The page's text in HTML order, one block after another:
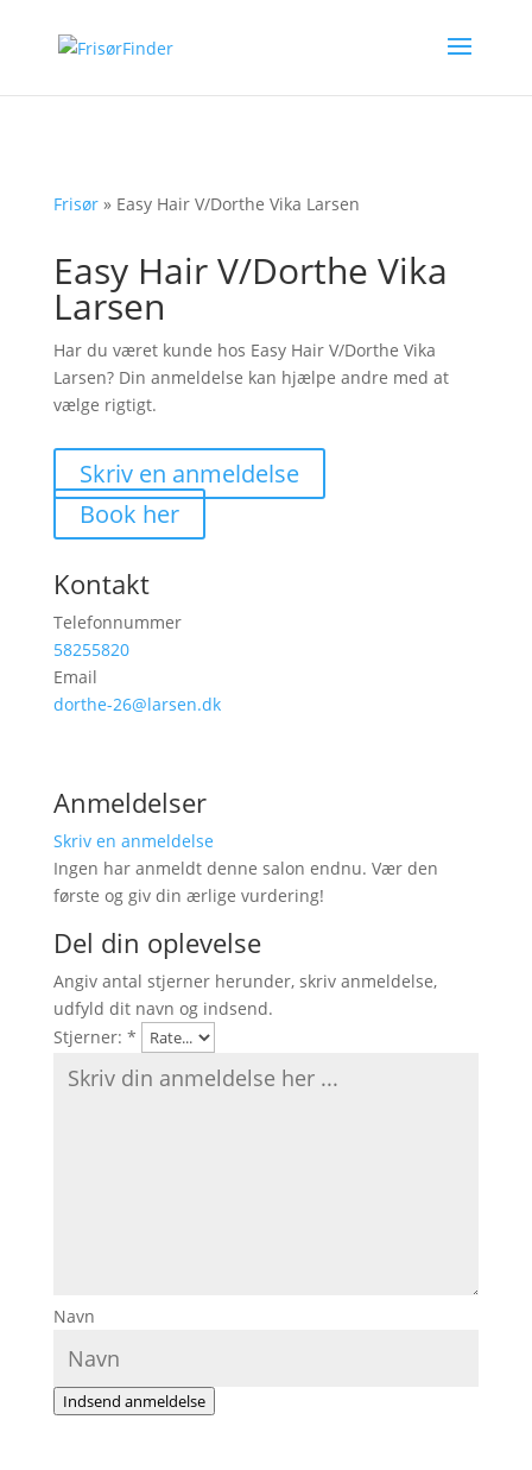
Frisør» Easy Hair V/Dorthe Vika Larsen
Easy Hair V/Dorthe Vika
Larsen
Har du været kunde hos Easy Hair V/Dorthe Vika
Larsen? Din anmeldelse kan hjælpe andre med at
vælge rigtigt.
Skriv en anmeldelse
Book her
Kontakt
Telefonnummer
58255820
Email
dorthe-26@larsen.dk
Anmeldelser
Skriv en anmeldelse
Ingen har anmeldt denne salon endnu. Vær den
første og giv din ærlige vurdering!
Del din oplevelse
Angiv antal stjerner herunder, skriv anmeldelse,
udfyld dit navn og indsend.
Stjerner: *
Navn
Indsend anmeldelse